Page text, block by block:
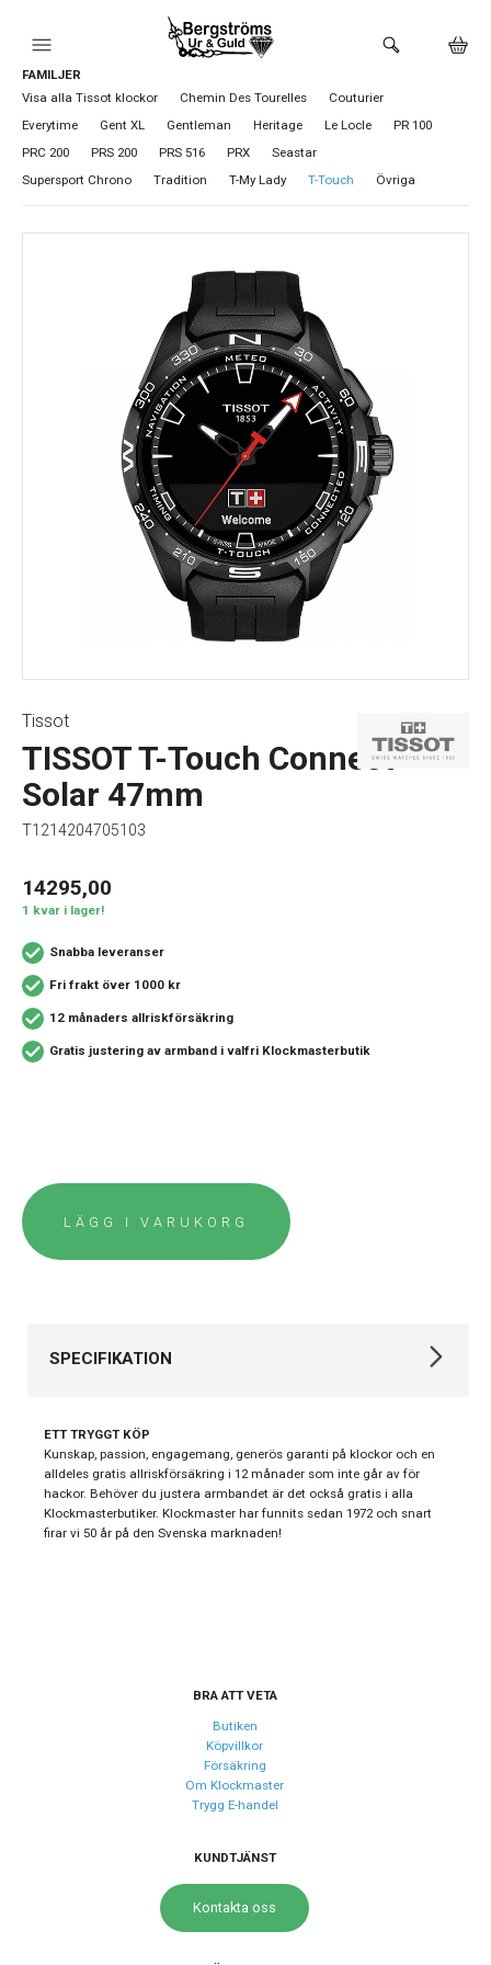
HEM
KLOCKOR
FAMILJER
Visa alla Tissot klockor
Chemin Des Tourelles
Couturier
Everytime
Gent XL Gentleman Heritage Le Locle
PR 100
PRC 200
PRS 200 PRS 516 PRX
Seastar
Supersport Chrono
Tradition T-My Lady T-Touch Övriga
Tissot
TISSOT T-Touch Connect
Solar 47mm
T1214204705103
14295,00
1 kvar i lager!
Snabba leveranser
Fri frakt över 1000 kr
12 månaders allriskförsäkring
Gratis justering av armband i valfri Klockmasterbutik
LÄGG I VARUKORG
SPECIFIKATION
Kollektion
T-Touch
Stil
Smartklockor,
Sportklockor
Typ av klocka
Svart
Rund
Svart
Svart, Keramik
Boett material
Titan
ETT TRYGGT KÖP
Kunskap, passion, engagemang, generös garanti på klockor och en
alldeles gratis allriskförsäkring i 12 månader som inte går av för
hackor. Behöver du justera armbandet är det också gratis i alla
Klockmasterbutiker. Klockmaster har funnits sedan 1972 och snart
firar vi 50 år på den Svenska marknaden!
BRA ATT VETA
Butiken
Köpvillkor
Försäkring
Om Klockmaster
Trygg E-handel
KUNDTJÄNST
Kontakta oss